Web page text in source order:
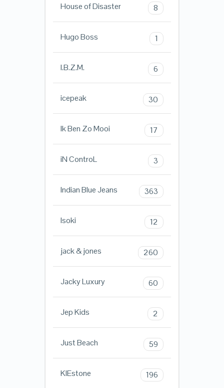
House of Disaster 8
Hugo Boss 1
I.B.Z.M. 6
icepeak 30
Ik Ben Zo Mooi 17
iN ControL 3
Indian Blue Jeans 363
Isoki 12
jack & jones 260
Jacky Luxury 60
Jep Kids 2
Just Beach 59
KIEstone 196